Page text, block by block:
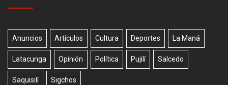
Anuncios Artículos Cultura Deportes La Maná
Latacunga Opinión Política Pujilí Salcedo
Saquisilí Sigchos